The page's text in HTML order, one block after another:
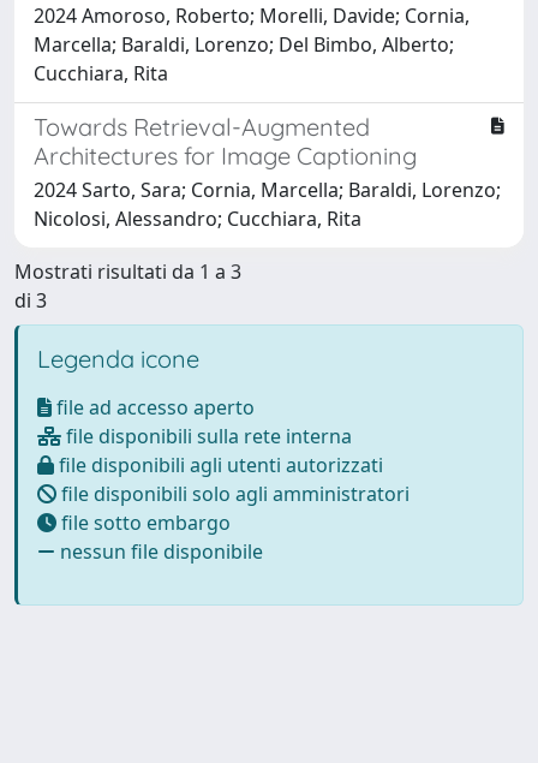
2024 Amoroso, Roberto; Morelli, Davide; Cornia,
Marcella; Baraldi, Lorenzo; Del Bimbo, Alberto;
Cucchiara, Rita
Towards Retrieval-Augmented
Architectures for Image Captioning
2024 Sarto, Sara; Cornia, Marcella; Baraldi, Lorenzo;
Nicolosi, Alessandro; Cucchiara, Rita
Mostrati risultati da 1 a 3
di 3
Legenda icone
file ad accesso aperto
file disponibili sulla rete interna
file disponibili agli utenti autorizzati
file disponibili solo agli amministratori
file sotto embargo
nessun file disponibile